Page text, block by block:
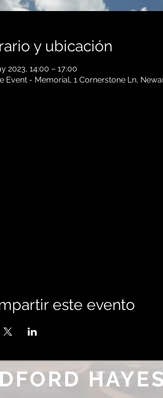
y ubicación
2023, 14:00 – 17:00
Event - Memorial, 1 Cornerstone Ln,
este evento